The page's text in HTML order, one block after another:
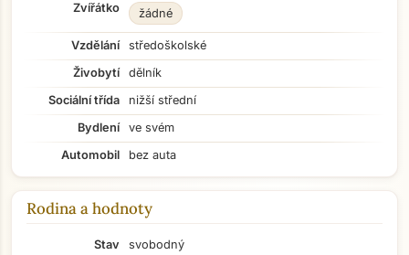
Zvířátko
žádné
Vzdělání
středoškolské
Živobytí
dělník
Sociální třída
nižší střední
Bydlení
ve svém
Automobil
bez auta
Rodina a hodnoty
Stav
svobodný